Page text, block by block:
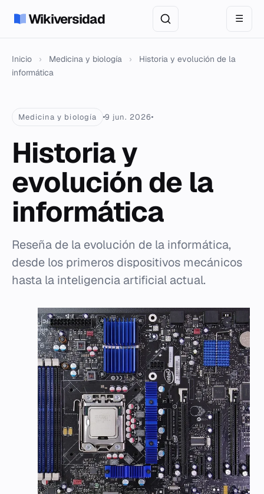
Wikiversidad ☰
Inicio › Medicina y biología ›
Historia y evolución de la
informática
Medicina y biología 9 jun. 2026
Historia y
evolución de la
informática
Reseña de la evolución de la informática,
desde los primeros dispositivos mecánicos
hasta la inteligencia artificial actual.